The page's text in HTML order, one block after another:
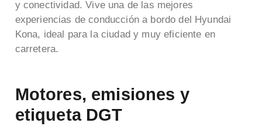
y conectividad.Vive una de las mejores
experiencias de conducción a bordo del Hyundai
Kona, ideal para la ciudad y muy eficiente en
carretera.
Motores, emisiones y
etiqueta DGT